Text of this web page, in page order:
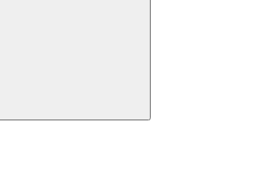
Buscar